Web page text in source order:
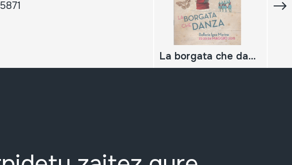
La borgata che danza; festival di strada di musiche della tradizione orale XXII edizione